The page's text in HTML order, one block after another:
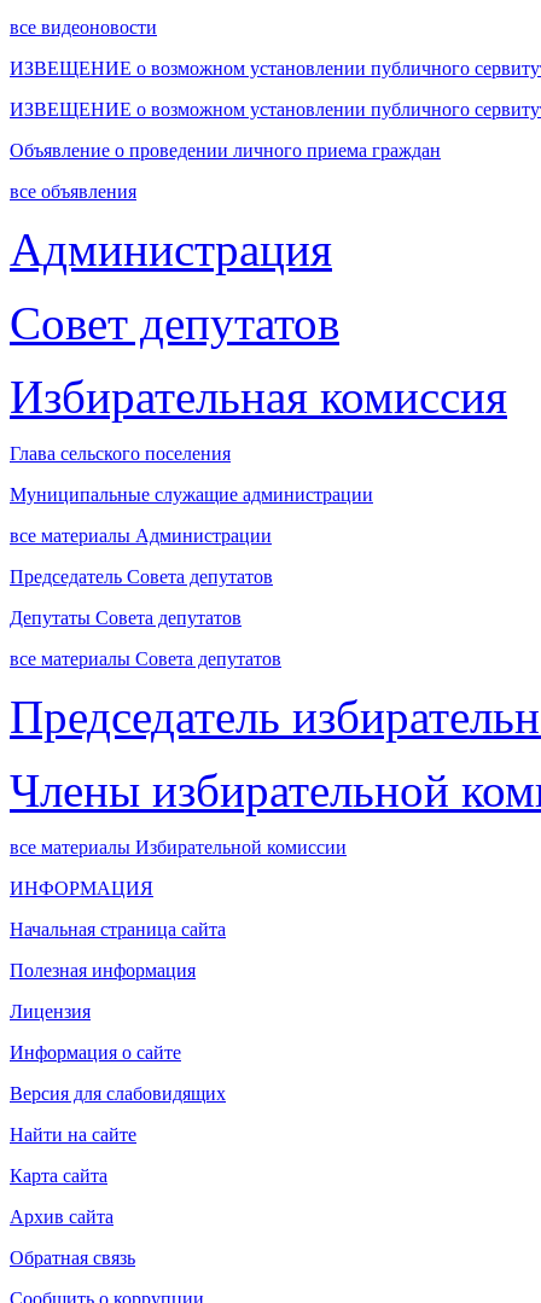
все видеоновости
ИЗВЕЩЕНИЕ о возможном установлении публичного
ИЗВЕЩЕНИЕ о возможном установлении публичного
Объявление о проведении личного приема граждан
все объявления
Администрация
Совет депутатов
Избирательная комиссия
Глава сельского поселения
Муниципальные служащие администрации
все материалы Администрации
Председатель Совета депутатов
Депутаты Совета депутатов
все материалы Совета депутатов
Председатель
Члены избирательной
все материалы Избирательной комиссии
ИНФОРМАЦИЯ
Начальная страница сайта
Полезная информация
Лицензия
Информация о сайте
Версия для слабовидящих
Найти на сайте
Карта сайта
Архив сайта
Обратная связь
Сообщить о коррупции